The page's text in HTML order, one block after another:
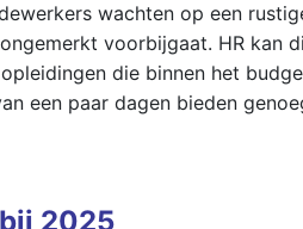
wachten op een
voorbijgaat. HR kan
die binnen het
een paar dagen bieden
2025